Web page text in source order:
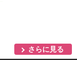
さらに見る